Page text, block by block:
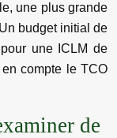
une plus grande
budget initial de
une ICLM de
compte le TCO
de